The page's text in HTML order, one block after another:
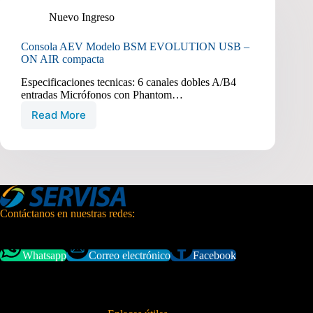
Nuevo Ingreso
Consola AEV Modelo BSM EVOLUTION USB –
ON AIR compacta
Especificaciones tecnicas: 6 canales dobles A/B4
entradas Micrófonos con Phantom…
Read More
Consola
Modelo
USB
–
ON
Contáctanos en nuestras redes:
Whatsapp Correo electrónico Facebook